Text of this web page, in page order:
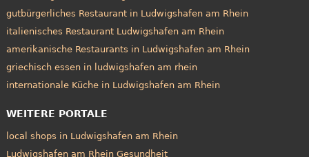
gutbürgerliches Restaurant in Ludwigshafen am Rhein
italienisches Restaurant Ludwigshafen am Rhein
amerikanische Restaurants in Ludwigshafen am Rhein
griechisch essen in ludwigshafen am rhein
internationale Küche in Ludwigshafen am Rhein
WEITERE PORTALE
local shops in Ludwigshafen am Rhein
Ludwigshafen am Rhein Gesundheit